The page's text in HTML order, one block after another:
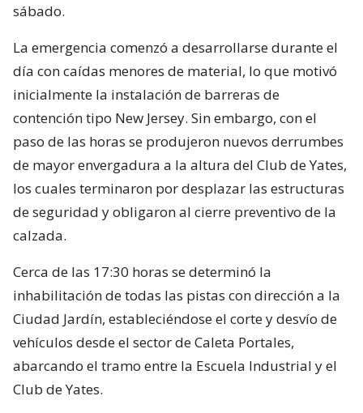
sábado.
La emergencia comenzó a desarrollarse durante el
día con caídas menores de material, lo que motivó
inicialmente la instalación de barreras de
contención tipo New Jersey. Sin embargo, con el
paso de las horas se produjeron nuevos derrumbes
de mayor envergadura a la altura del Club de Yates,
los cuales terminaron por desplazar las estructuras
de seguridad y obligaron al cierre preventivo de la
calzada.
Cerca de las 17:30 horas se determinó la
inhabilitación de todas las pistas con dirección a la
Ciudad Jardín, estableciéndose el corte y desvío de
vehículos desde el sector de Caleta Portales,
abarcando el tramo entre la Escuela Industrial y el
Club de Yates.